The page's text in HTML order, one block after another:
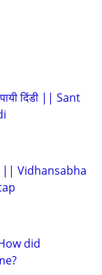
दिंडी || Sant
|| Vidhansabha
did